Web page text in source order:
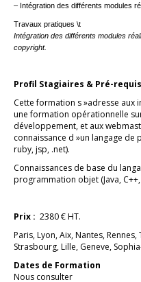
– Intégration des différents modules
Travaux pratiques \t
Intégration des différents modules
copyright.
Profil Stagiaires & Pré-requis
Cette formation s »adresse
une formation opérationnelle
développement, et aux
connaissance d »un langage
ruby, jsp, .net).
Connaissances de base du
programmation objet (Java, C++,
Prix : 2380 € HT.
Paris, Lyon, Aix, Nantes,
Strasbourg, Lille, Geneve,
Dates de Formation
Nous consulter